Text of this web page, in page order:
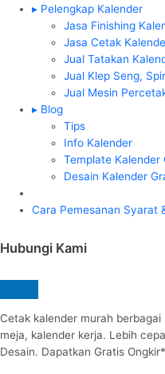
▸ Pelengkap Kalender
Jasa Finishing
Jasa Cetak
Jual Tatakan
Jual Klep Seng,
Jual Mesin
▸ Blog
Tips
Info Kalender
Template Kalender
Desain Kalender
Cara Pemesanan Syarat
Hubungi Kami
Cetak kalender murah
meja, kalender kerja. Lebih
Desain. Dapatkan Gratis Ongkir*